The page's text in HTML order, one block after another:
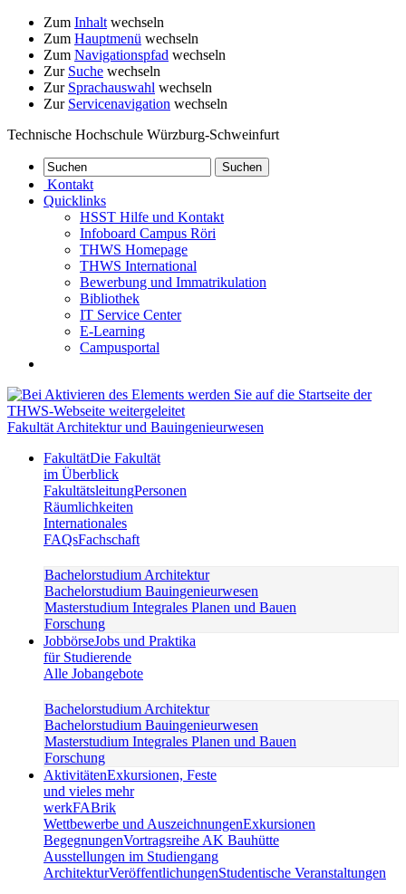
Zum Inhalt wechseln
Zum Hauptmenü wechseln
Zum Navigationspfad wechseln
Zur Suche wechseln
Zur Sprachauswahl wechseln
Zur Servicenavigation wechseln
Technische Hochschule Würzburg-Schweinfurt
Kontakt
Quicklinks
HSST Hilfe und Kontakt
Infoboard Campus Röri
THWS Homepage
THWS International
Bewerbung und Immatrikulation
Bibliothek
IT Service Center
E-Learning
Campusportal
Fakultät Architektur und Bauingenieurwesen
FakultätDie Fakultät
im Überblick
FakultätsleitungPersonen
Räumlichkeiten
Internationales
FAQsFachschaft
Bachelorstudium Architektur
Bachelorstudium Bauingenieurwesen
Masterstudium Integrales Planen und Bauen
Forschung
JobbörseJobs und Praktika
für Studierende
Alle Jobangebote
Bachelorstudium Architektur
Bachelorstudium Bauingenieurwesen
Masterstudium Integrales Planen und Bauen
Forschung
AktivitätenExkursionen, Feste
und vieles mehr
werkFABrik
Wettbewerbe und AuszeichnungenExkursionen
BegegnungenVortragsreihe AK Bauhütte
Ausstellungen im Studiengang
ArchitekturVeröffentlichungenStudentische Veranstaltungen